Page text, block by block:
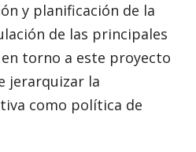
y planificación de la
de las principales
torno a este proyecto
jerarquizar la
como política de